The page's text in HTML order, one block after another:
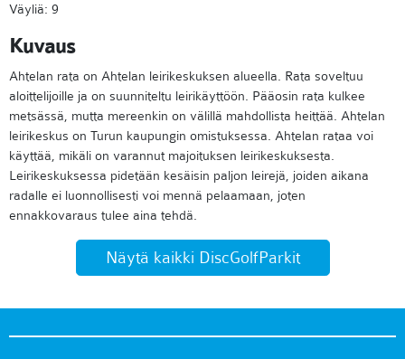
Väyliä: 9
Kuvaus
Ahtelan rata on Ahtelan leirikeskuksen alueella. Rata soveltuu
aloittelijoille ja on suunniteltu leirikäyttöön. Pääosin rata kulkee
metsässä, mutta mereenkin on välillä mahdollista heittää. Ahtelan
leirikeskus on Turun kaupungin omistuksessa. Ahtelan rataa voi
käyttää, mikäli on varannut majoituksen leirikeskuksesta.
Leirikeskuksessa pidetään kesäisin paljon leirejä, joiden aikana
radalle ei luonnollisesti voi mennä pelaamaan, joten
ennakkovaraus tulee aina tehdä.
Näytä kaikki DiscGolfParkit